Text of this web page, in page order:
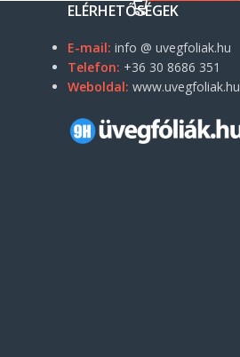
ELÉRHETŐSÉGEK
E-mail: info @ uvegfoliak.hu
Telefon: +36 30 8686 351
Weboldal: www.uvegfoliak.hu